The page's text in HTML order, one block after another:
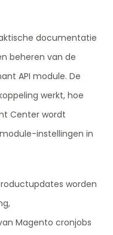
documentatie
beheren van de
API module. De
werkt, hoe
Center wordt
instellingen in
worden
Magento cronjobs